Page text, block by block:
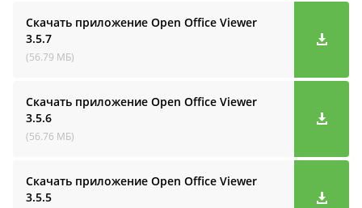
Скачать приложение Open Office Viewer
3.5.7
(56.79 МБ)
Скачать приложение Open Office Viewer
3.5.6
(56.76 МБ)
Скачать приложение Open Office Viewer
3.5.5